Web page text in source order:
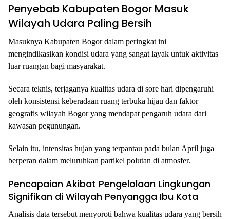
Penyebab Kabupaten Bogor Masuk
Wilayah Udara Paling Bersih
Masuknya Kabupaten Bogor dalam peringkat ini
mengindikasikan kondisi udara yang sangat layak untuk aktivitas
luar ruangan bagi masyarakat.
Secara teknis, terjaganya kualitas udara di sore hari dipengaruhi
oleh konsistensi keberadaan ruang terbuka hijau dan faktor
geografis wilayah Bogor yang mendapat pengaruh udara dari
kawasan pegunungan.
Selain itu, intensitas hujan yang terpantau pada bulan April juga
berperan dalam meluruhkan partikel polutan di atmosfer.
Pencapaian Akibat Pengelolaan Lingkungan
Signifikan di Wilayah Penyangga Ibu Kota
Analisis data tersebut menyoroti bahwa kualitas udara yang bersih